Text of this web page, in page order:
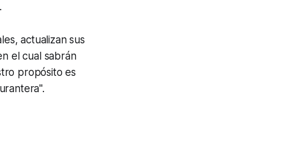
actualizan sus
el cual sabrán
propósito es